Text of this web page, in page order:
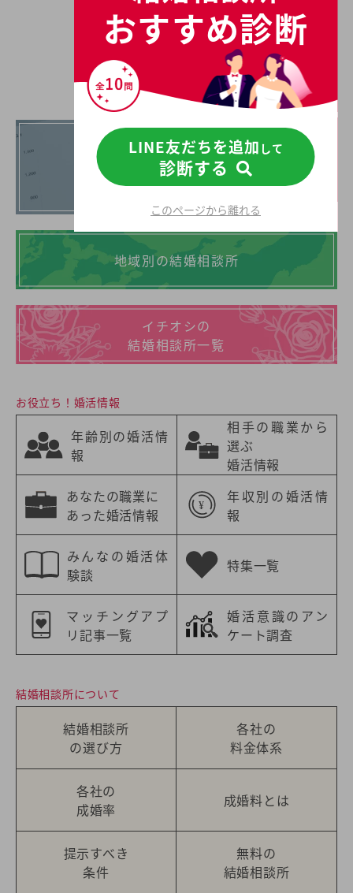
続きを読む
結婚相談所を探す
まずはお試し！
あなたに合う結婚相談所を
診断してみる
地域別の結婚相談所
イチオシの
結婚相談所一覧
お役立ち！婚活情報
年齢別の婚活情
報
相手の職業から
選ぶ
婚活情報
あなたの職業に
あった婚活情報
年収別の婚活情
報
みんなの婚活体
験談
特集一覧
マッチングアプ
リ記事一覧
婚活意識のアン
ケート調査
結婚相談所について
結婚相談所
の選び方
各社の
料金体系
各社の
成婚率
成婚料とは
提示すべき
条件
無料の
結婚相談所
おすすめ診断
LINE友だちを追加 して
診断する
このページから離れる